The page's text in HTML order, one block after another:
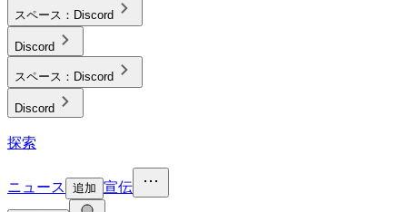
スペース： Discord
Discord
スペース： Discord
Discord
探索
ニュース 追加 宣伝